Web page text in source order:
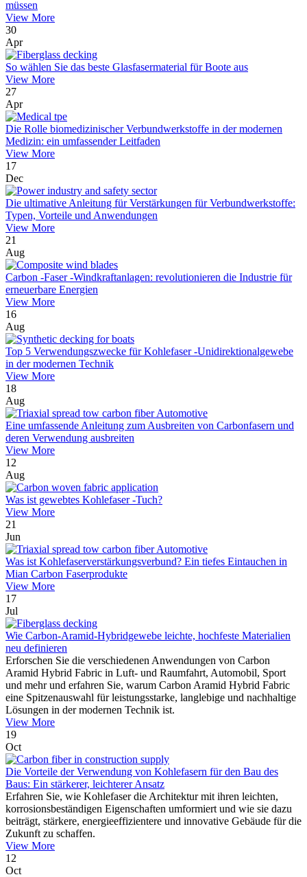
müssen
View More
30
Apr
So wählen Sie das beste Glasfasermaterial für Boote aus
View More
27
Apr
Die Rolle biomedizinischer Verbundwerkstoffe in der modernen
Medizin: ein umfassender Leitfaden
View More
17
Dec
Die ultimative Anleitung für Verstärkungen für Verbundwerkstoffe:
Typen, Vorteile und Anwendungen
View More
21
Aug
Carbon -Faser -Windkraftanlagen: revolutionieren die Industrie für
erneuerbare Energien
View More
16
Aug
Top 5 Verwendungszwecke für Kohlefaser -Unidirektionalgewebe
in der modernen Technik
View More
18
Aug
Eine umfassende Anleitung zum Ausbreiten von Carbonfasern und
deren Verwendung ausbreiten
View More
12
Aug
Was ist gewebtes Kohlefaser -Tuch?
View More
21
Jun
Was ist Kohlefaserverstärkungsverbund? Ein tiefes Eintauchen in
Mian Carbon Faserprodukte
View More
17
Jul
Wie Carbon-Aramid-Hybridgewebe leichte, hochfeste Materialien
neu definieren
Erforschen Sie die verschiedenen Anwendungen von Carbon
Aramid Hybrid Fabric in Luft- und Raumfahrt, Automobil, Sport
und mehr und erfahren Sie, warum Carbon Aramid Hybrid Fabric
eine Spitzenauswahl für leistungsstarke, langlebige und nachhaltige
Lösungen in der modernen Technik ist.
View More
19
Oct
Die Vorteile der Verwendung von Kohlefasern für den Bau des
Baus: Ein stärkerer, leichterer Ansatz
Erfahren Sie, wie Kohlefaser die Architektur mit ihren leichten,
korrosionsbeständigen Eigenschaften umformiert und wie sie dazu
beiträgt, stärkere, energieeffizientere und innovative Gebäude für die
Zukunft zu schaffen.
View More
12
Oct